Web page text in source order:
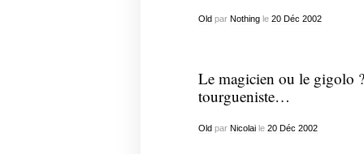
Oldpar Nothingle 20 Déc 2002
Le magicien ou le gigolo
tourgueniste…
Old par Nicolaile 20 Déc 2002